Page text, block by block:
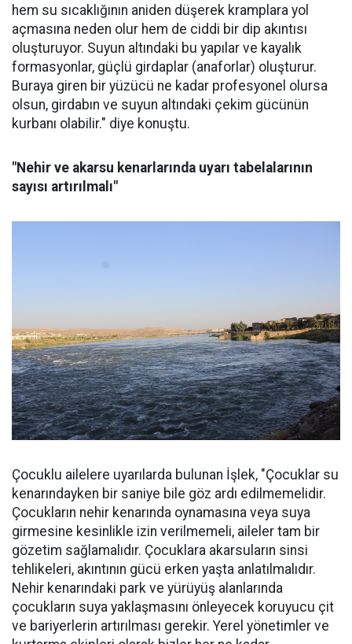
hem su sıcaklığının aniden düşerek kramplara yol
açmasına neden olur hem de ciddi bir dip akıntısı
oluşturuyor. Suyun altındaki bu yapılar ve kayalık
formasyonlar, güçlü girdaplar (anaforlar) oluşturur.
Buraya giren bir yüzücü ne kadar profesyonel olursa
olsun, girdabın ve suyun altındaki çekim gücünün
kurbanı olabilir." diye konuştu.
"Nehir ve akarsu kenarlarında uyarı tabelalarının
sayısı artırılmalı"
Çocuklu ailelere uyarılarda bulunan İşlek, "Çocuklar su
kenarındayken bir saniye bile göz ardı edilmemelidir.
Çocukların nehir kenarında oynamasına veya suya
girmesine kesinlikle izin verilmemeli, aileler tam bir
gözetim sağlamalıdır. Çocuklara akarsuların sinsi
tehlikeleri, akıntının gücü erken yaşta anlatılmalıdır.
Nehir kenarındaki park ve yürüyüş alanlarında
çocukların suya yaklaşmasını önleyecek koruyucu çit
ve bariyerlerin artırılması gerekir. Yerel yönetimler ve